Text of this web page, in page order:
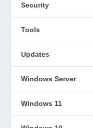
Security
Tools
Updates
Windows Server
Windows 11